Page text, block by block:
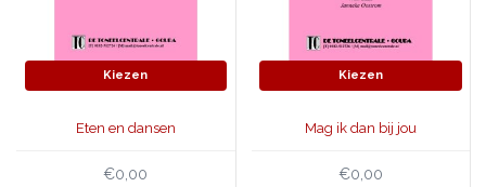
Kiezen
Eten en dansen
€0,00
Kiezen
Mag ik dan bij jou
€0,00